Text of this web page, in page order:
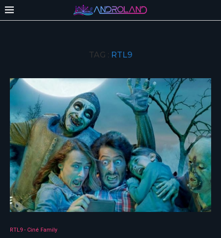
TAG : RTL9
RTL9 - Ciné Family